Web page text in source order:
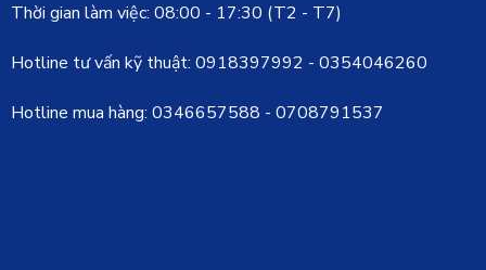
Thời gian làm việc: 08:00 - 17:30 (T2 - T7)
Hotline tư vấn kỹ thuật: 0918397992 - 0354046260
Hotline mua hàng: 0346657588 - 0708791537